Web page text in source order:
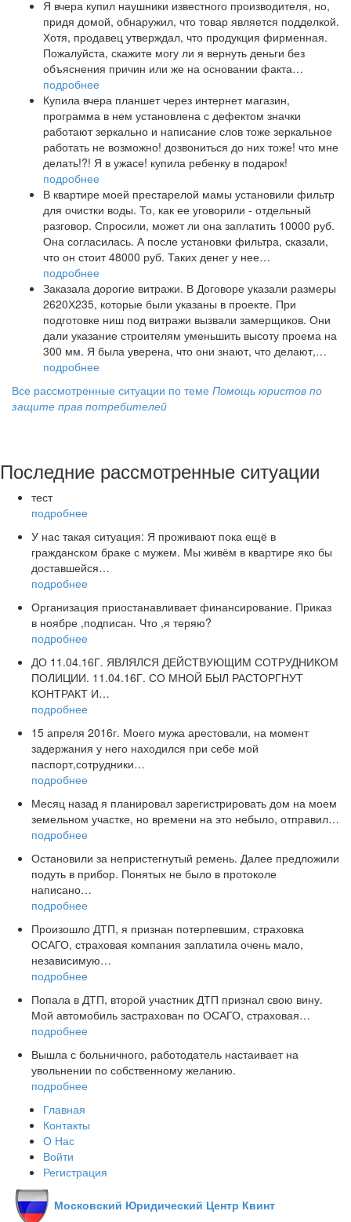
Я вчера купил наушники известного производителя, но,
придя домой, обнаружил, что товар является подделкой.
Хотя, продавец утверждал, что продукция фирменная.
Пожалуйста, скажите могу ли я вернуть деньги без
объяснения причин или же на основании факта…
подробнее
Купила вчера планшет через интернет магазин,
программа в нем установлена с дефектом значки
работают зеркально и написание слов тоже зеркальное
работать не возможно! дозвониться до них тоже! что мне
делать!?! Я в ужасе! купила ребенку в подарок!
подробнее
В квартире моей престарелой мамы установили фильтр
для очистки воды. То, как ее уговорили - отдельный
разговор. Спросили, может ли она заплатить 10000 руб.
Она согласилась. А после установки фильтра, сказали,
что он стоит 48000 руб. Таких денег у нее…
подробнее
Заказала дорогие витражи. В Договоре указали размеры
2620Х235, которые были указаны в проекте. При
подготовке ниш под витражи вызвали замерщиков. Они
дали указание строителям уменьшить высоту проема на
300 мм. Я была уверена, что они знают, что делают,…
подробнее
Все рассмотренные ситуации по теме Помощь юристов по
защите прав потребителей
Последние рассмотренные ситуации
тест
подробнее
У нас такая ситуация: Я проживают пока ещё в
гражданском браке с мужем. Мы живём в квартире яко бы
доставшейся…
подробнее
Организация приостанавливает финансирование. Приказ
в ноябре ,подписан. Что ,я теряю?
подробнее
ДО 11.04.16Г. ЯВЛЯЛСЯ ДЕЙСТВУЮЩИМ СОТРУДНИКОМ
ПОЛИЦИИ. 11.04.16Г. СО МНОЙ БЫЛ РАСТОРГНУТ
КОНТРАКТ И…
подробнее
15 апреля 2016г. Моего мужа арестовали, на момент
задержания у него находился при себе мой
паспорт,сотрудники…
подробнее
Месяц назад я планировал зарегистрировать дом на моем
земельном участке, но времени на это небыло, отправил…
подробнее
Остановили за непристегнутый ремень. Далее предложили
подуть в прибор. Понятых не было в протоколе
написано…
подробнее
Произошло ДТП, я признан потерпевшим, страховка
ОСАГО, страховая компания заплатила очень мало,
независимую…
подробнее
Попала в ДТП, второй участник ДТП признал свою вину.
Мой автомобиль застрахован по ОСАГО, страховая…
подробнее
Вышла с больничного, работодатель настаивает на
увольнении по собственному желанию.
подробнее
Главная
Контакты
О Нас
Войти
Регистрация
Московский Юридический Центр Квинт